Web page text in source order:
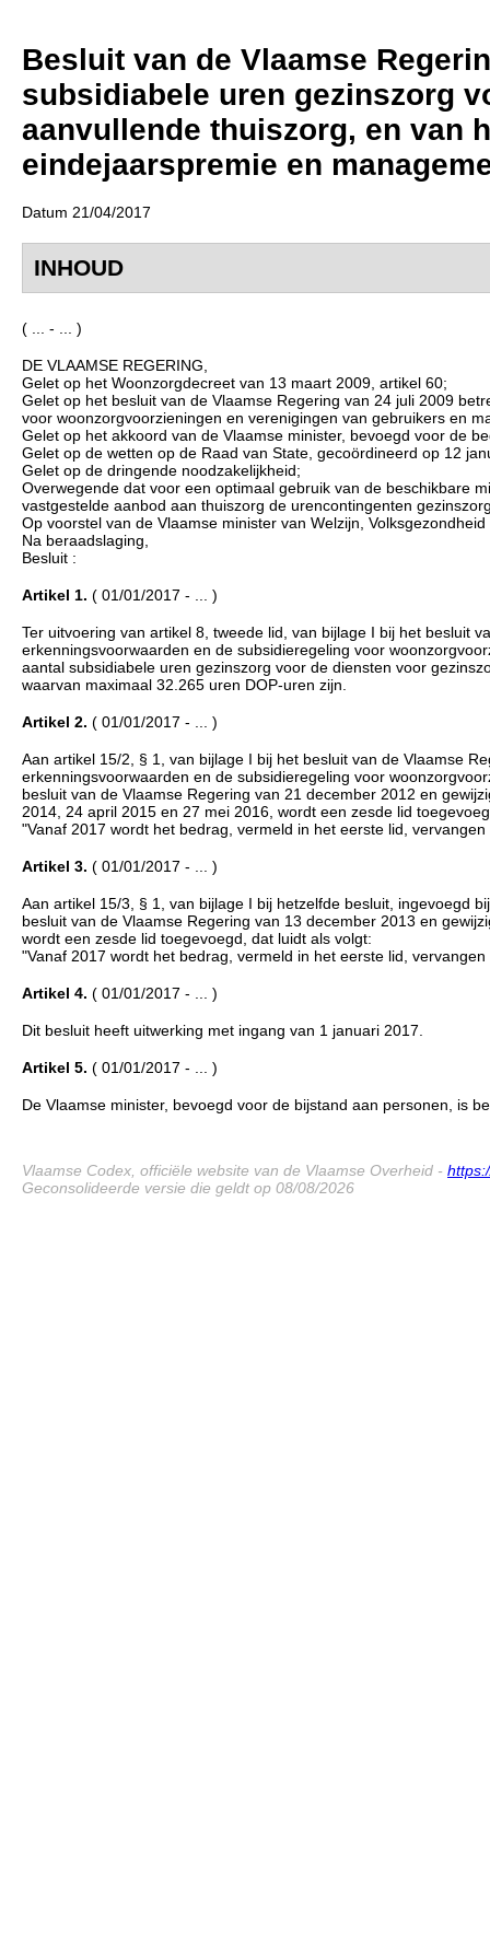
Besluit van de Vlaamse
subsidiabele uren gezinszorg
aanvullende thuiszorg, en van
eindejaarspremie en
Datum 21/04/2017
INHOUD
( ... - ... )
DE VLAAMSE REGERING,
Gelet op het Woonzorgdecreet van 13 maart 2009, artikel 60;
Gelet op het besluit van de Vlaamse Regering van 24 juli 2009
voor woonzorgvoorzieningen en verenigingen van gebruikers en
Gelet op het akkoord van de Vlaamse minister, bevoegd voor de
Gelet op de wetten op de Raad van State, gecoördineerd op 12
Gelet op de dringende noodzakelijkheid;
Overwegende dat voor een optimaal gebruik van de beschikbare
vastgestelde aanbod aan thuiszorg de urencontingenten
Op voorstel van de Vlaamse minister van Welzijn,
Na beraadslaging,
Besluit :
Artikel 1. ( 01/01/2017 - ... )
Ter uitvoering van artikel 8, tweede lid, van bijlage I bij het besluit
erkenningsvoorwaarden en de subsidieregeling voor
aantal subsidiabele uren gezinszorg voor de diensten voor
waarvan maximaal 32.265 uren DOP-uren zijn.
Artikel 2. ( 01/01/2017 - ... )
Aan artikel 15/2, § 1, van bijlage I bij het besluit van de Vlaamse
erkenningsvoorwaarden en de subsidieregeling voor
besluit van de Vlaamse Regering van 21 december 2012 en
2014, 24 april 2015 en 27 mei 2016, wordt een zesde lid
"Vanaf 2017 wordt het bedrag, vermeld in het eerste lid,
Artikel 3. ( 01/01/2017 - ... )
Aan artikel 15/3, § 1, van bijlage I bij hetzelfde besluit, ingevoegd
besluit van de Vlaamse Regering van 13 december 2013 en
wordt een zesde lid toegevoegd, dat luidt als volgt:
"Vanaf 2017 wordt het bedrag, vermeld in het eerste lid,
Artikel 4. ( 01/01/2017 - ... )
Dit besluit heeft uitwerking met ingang van 1 januari 2017.
Artikel 5. ( 01/01/2017 - ... )
De Vlaamse minister, bevoegd voor de bijstand aan personen, is
Vlaamse Codex, officiële website van de Vlaamse Overheid -
Geconsolideerde versie die geldt op 08/08/2026